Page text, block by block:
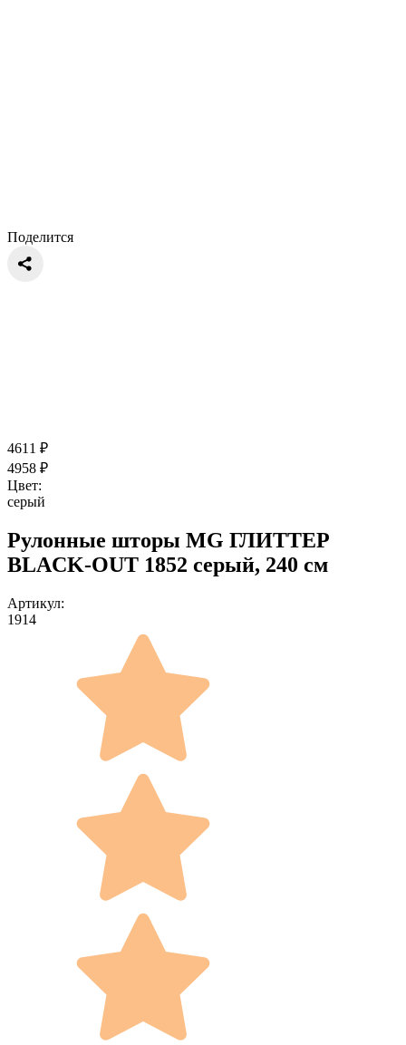
Поделится
4611 ₽
4958 ₽
Цвет:
серый
Рулонные шторы MG ГЛИТТЕР
BLACK-OUT 1852 серый, 240 см
Артикул:
1914